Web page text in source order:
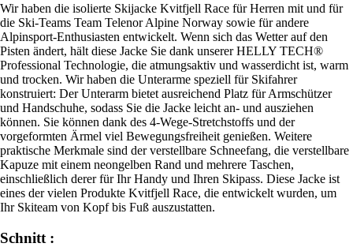
Wir haben die isolierte Skijacke Kvitfjell Race für Herren mit und für
die Ski-Teams Team Telenor Alpine Norway sowie für andere
Alpinsport-Enthusiasten entwickelt. Wenn sich das Wetter auf den
Pisten ändert, hält diese Jacke Sie dank unserer HELLY TECH®
Professional Technologie, die atmungsaktiv und wasserdicht ist, warm
und trocken. Wir haben die Unterarme speziell für Skifahrer
konstruiert: Der Unterarm bietet ausreichend Platz für Armschützer
und Handschuhe, sodass Sie die Jacke leicht an- und ausziehen
können. Sie können dank des 4-Wege-Stretchstoffs und der
vorgeformten Ärmel viel Bewegungsfreiheit genießen. Weitere
praktische Merkmale sind der verstellbare Schneefang, die verstellbare
Kapuze mit einem neongelben Rand und mehrere Taschen,
einschließlich derer für Ihr Handy und Ihren Skipass. Diese Jacke ist
eines der vielen Produkte Kvitfjell Race, die entwickelt wurden, um
Ihr Skiteam von Kopf bis Fuß auszustatten.
Schnitt :